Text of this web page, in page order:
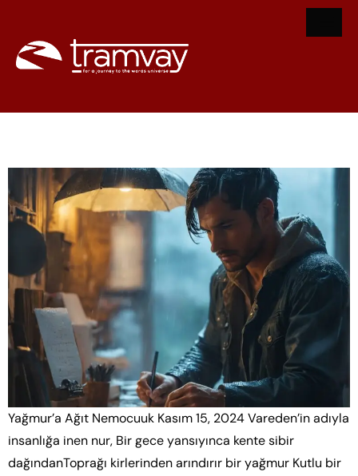
Yağmur’a Ağıt Nemocuuk Kasım 15, 2024 Vareden’in adıyla
insanlığa inen nur, Bir gece yansıyınca kente sibir
dağındanToprağı kirlerinden arındırır bir yağmur Kutlu bir